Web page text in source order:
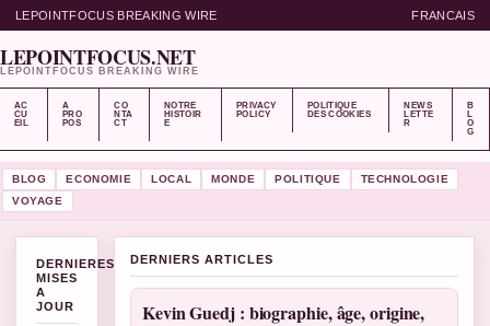
LEPOINTFOCUS BREAKING WIRE FRANCAIS
LEPOINTFOCUS.NET
LEPOINTFOCUS BREAKING WIRE
AC
CU
EIL
A
PRO
POS
CO
NTA
CT
NOTRE
HISTOIR
E
PRIVACY
POLICY
POLITIQUE
DES COOKIES
NEWS
LETTE
R
B
L
O
G
BLOG ECONOMIE LOCAL MONDE POLITIQUE
TECHNOLOGIE
VOYAGE
DERNIERES
MISES
A
JOUR
DERNIERS ARTICLES
Kevin Guedj : biographie, âge, origine,